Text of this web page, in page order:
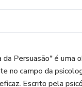
Persuasão" é uma
no campo da
Escrito pela